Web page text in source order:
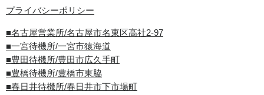
プライバシーポリシー
■名古屋営業所/名古屋市名東区高社2-97
■一宮待機所/一宮市猿海道
■豊田待機所/豊田市広久手町
■豊橋待機所/豊橋市東脇
■春日井待機所/春日井市下市場町